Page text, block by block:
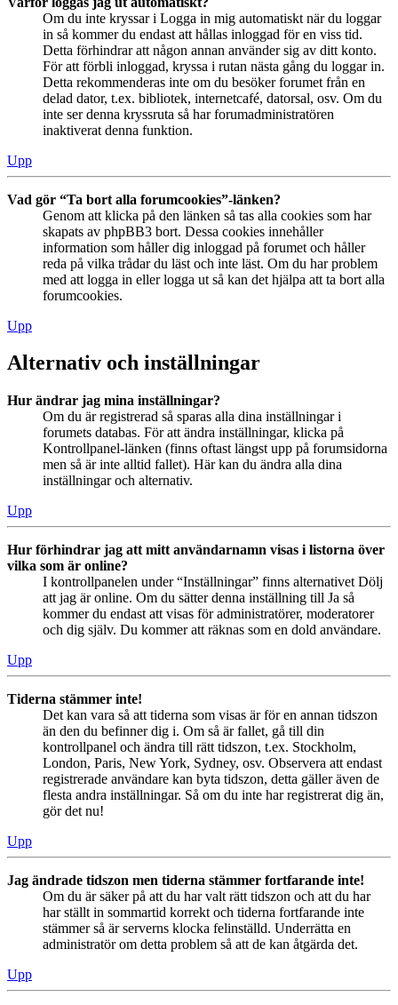
Om du inte kryssar i Logga in mig automatiskt när du loggar
in så kommer du endast att hållas inloggad för en viss tid.
Detta förhindrar att någon annan använder sig av ditt konto.
För att förbli inloggad, kryssa i rutan nästa gång du loggar in.
Detta rekommenderas inte om du besöker forumet från en
delad dator, t.ex. bibliotek, internetcafé, datorsal, osv. Om du
inte ser denna kryssruta så har forumadministratören
inaktiverat denna funktion.
Upp
Vad gör “Ta bort alla forumcookies”-länken?
Genom att klicka på den länken så tas alla cookies som har
skapats av phpBB3 bort. Dessa cookies innehåller
information som håller dig inloggad på forumet och håller
reda på vilka trådar du läst och inte läst. Om du har problem
med att logga in eller logga ut så kan det hjälpa att ta bort alla
forumcookies.
Upp
Alternativ och inställningar
Hur ändrar jag mina inställningar?
Om du är registrerad så sparas alla dina inställningar i
forumets databas. För att ändra inställningar, klicka på
Kontrollpanel-länken (finns oftast längst upp på forumsidorna
men så är inte alltid fallet). Här kan du ändra alla dina
inställningar och alternativ.
Upp
Hur förhindrar jag att mitt användarnamn visas i listorna över
vilka som är online?
I kontrollpanelen under “Inställningar” finns alternativet Dölj
att jag är online. Om du sätter denna inställning till Ja så
kommer du endast att visas för administratörer, moderatorer
och dig själv. Du kommer att räknas som en dold användare.
Upp
Tiderna stämmer inte!
Det kan vara så att tiderna som visas är för en annan tidszon
än den du befinner dig i. Om så är fallet, gå till din
kontrollpanel och ändra till rätt tidszon, t.ex. Stockholm,
London, Paris, New York, Sydney, osv. Observera att endast
registrerade användare kan byta tidszon, detta gäller även de
flesta andra inställningar. Så om du inte har registrerat dig än,
gör det nu!
Upp
Jag ändrade tidszon men tiderna stämmer fortfarande inte!
Om du är säker på att du har valt rätt tidszon och att du har
har ställt in sommartid korrekt och tiderna fortfarande inte
stämmer så är serverns klocka felinställd. Underrätta en
administratör om detta problem så att de kan åtgärda det.
Upp